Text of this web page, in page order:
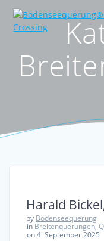
Harald
by Bodenseequerung
in Breitenquerungen,
on 4. September 2025